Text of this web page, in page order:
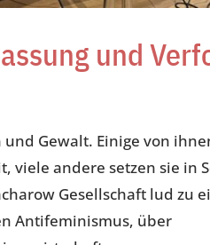
und
Gewalt. Einige von
viele andere setzen sie in
Gesellschaft lud zu
Antifeminismus, über